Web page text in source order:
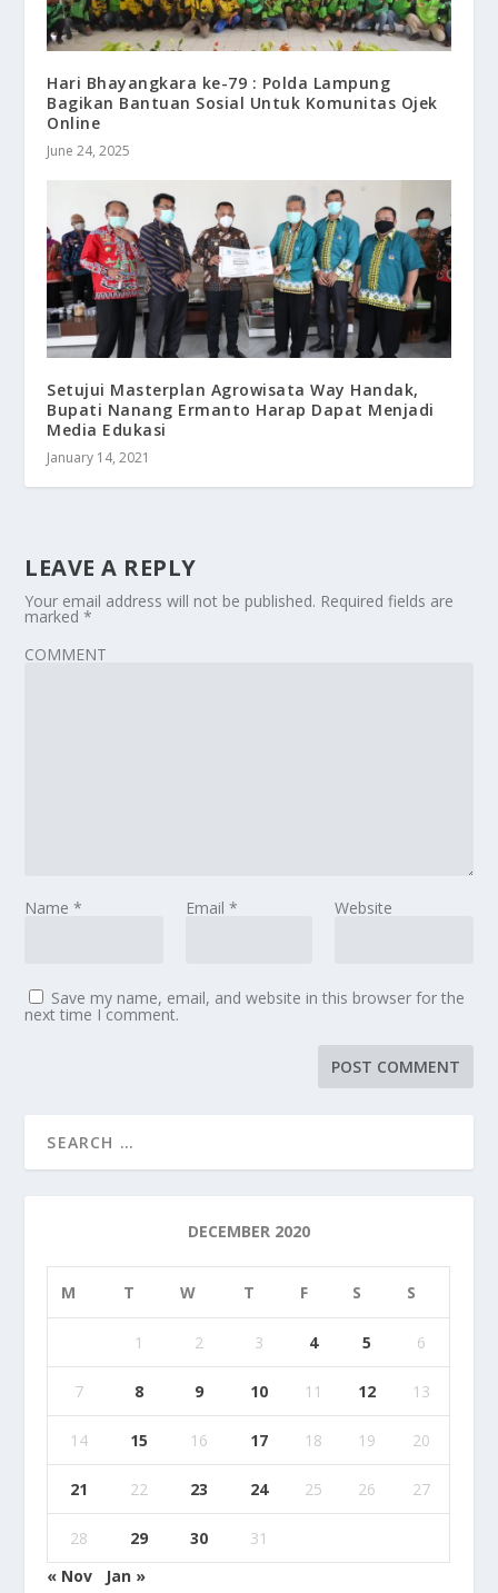
Hari Bhayangkara ke-79 : Polda Lampung
Bagikan Bantuan Sosial Untuk Komunitas Ojek
Online
June 24, 2025
Setujui Masterplan Agrowisata Way Handak,
Bupati Nanang Ermanto Harap Dapat Menjadi
Media Edukasi
January 14, 2021
LEAVE A REPLY
Your email address will not be published. Required fields are
marked*
COMMENT
Name* Email * Website
Save my name, email, and website in this browser for the
next time I comment.
DECEMBER 2020
M T W T F S S
1 2 3 4 5 6
7 8 9 10 11 12 13
14 15 16 17 18 19 20
21 22 23 24 25 26 27
28 29 30
31
« Nov
Jan »